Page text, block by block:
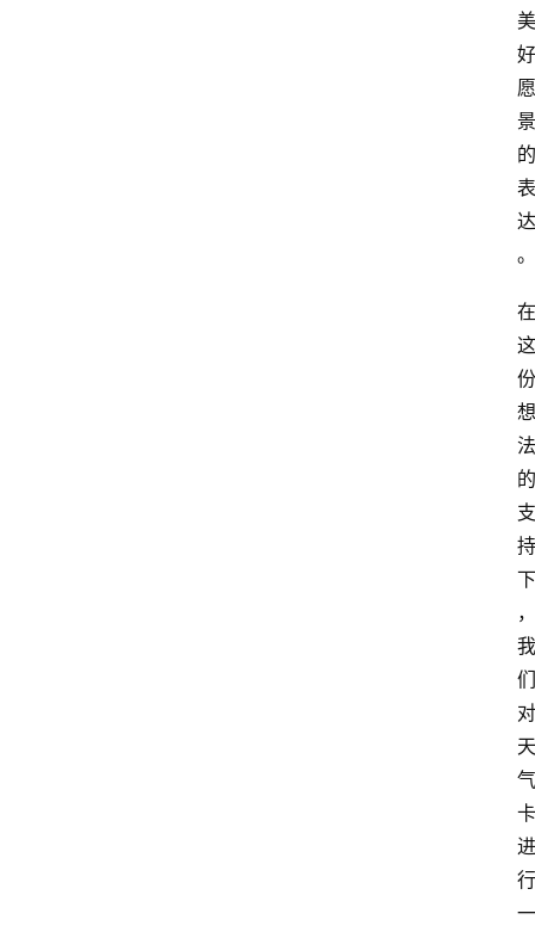
美
好
愿
景
的
表
达
。
在
这
份
想
法
的
支
持
下
，
我
们
对
天
气
卡
进
行
一